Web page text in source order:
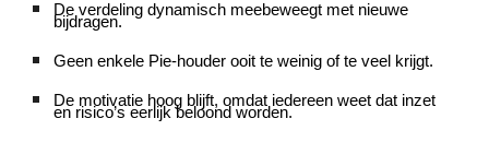
De verdeling dynamisch meebeweegt met nieuwe
bijdragen.
Geen enkele Pie-houder ooit te weinig of te veel krijgt.
De motivatie hoog blijft, omdat iedereen weet dat inzet
en risico’s eerlijk beloond worden.